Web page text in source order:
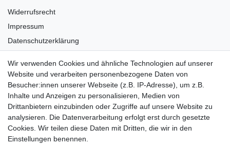
Widerrufsrecht
Impressum
Datenschutzerklärung
Versandkosten
Barrierefreiheit
Anleitungen
Vertrag widerrufen
PARTNER
Wir verwenden Cookies und ähnliche Technologien auf unserer
Website und verarbeiten personenbezogene Daten von
Besucher:innen unserer Webseite (z.B. IP-Adresse), um z.B.
Inhalte und Anzeigen zu personalisieren, Medien von
Drittanbietern einzubinden oder Zugriffe auf unsere Website zu
analysieren. Die Datenverarbeitung erfolgt erst durch gesetzte
Cookies. Wir teilen diese Daten mit Dritten, die wir in den
Einstellungen benennen.